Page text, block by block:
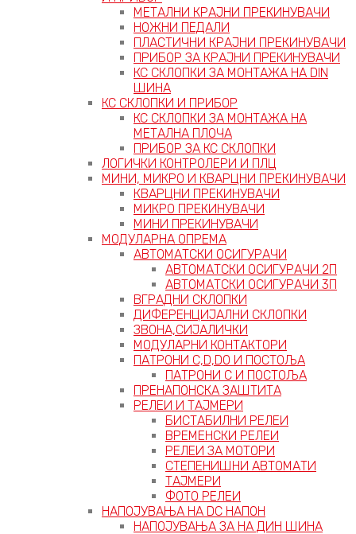
МЕТАЛНИ КРАЈНИ ПРЕКИНУВАЧИ
НОЖНИ ПЕДАЛИ
ПЛАСТИЧНИ КРАЈНИ ПРЕКИНУВАЧИ
ПРИБОР ЗА КРАЈНИ ПРЕКИНУВАЧИ
КС СКЛОПКИ ЗА МОНТАЖА НА DIN
ШИНА
КС СКЛОПКИ И ПРИБОР
КС СКЛОПКИ ЗА МОНТАЖА НА
МЕТАЛНА ПЛОЧА
ПРИБОР ЗА КС СКЛОПКИ
ЛОГИЧКИ КОНТРОЛЕРИ И ПЛЦ
МИНИ, МИКРО И КВАРЦНИ ПРЕКИНУВАЧИ
КВАРЦНИ ПРЕКИНУВАЧИ
МИКРО ПРЕКИНУВАЧИ
МИНИ ПРЕКИНУВАЧИ
МОДУЛАРНА ОПРЕМА
АВТОМАТСКИ ОСИГУРАЧИ
АВТОМАТСКИ ОСИГУРАЧИ 2П
АВТОМАТСКИ ОСИГУРАЧИ 3П
ВГРАДНИ СКЛОПКИ
ДИФЕРЕНЦИЈАЛНИ СКЛОПКИ
ЗВОНА,СИЈАЛИЧКИ
МОДУЛАРНИ КОНТАКТОРИ
ПАТРОНИ C,D,D0 И ПОСТОЉА
ПАТРОНИ C И ПОСТОЉА
ПРЕНАПОНСКА ЗАШТИТА
РЕЛЕИ И ТАЈМЕРИ
БИСТАБИЛНИ РЕЛЕИ
ВРЕМЕНСКИ РЕЛЕИ
РЕЛЕИ ЗА МОТОРИ
СТЕПЕНИШНИ АВТОМАТИ
ТАЈМЕРИ
ФОТО РЕЛЕИ
НАПОЈУВАЊА НА DC НАПОН
НАПОЈУВАЊА ЗА НА ДИН ШИНА